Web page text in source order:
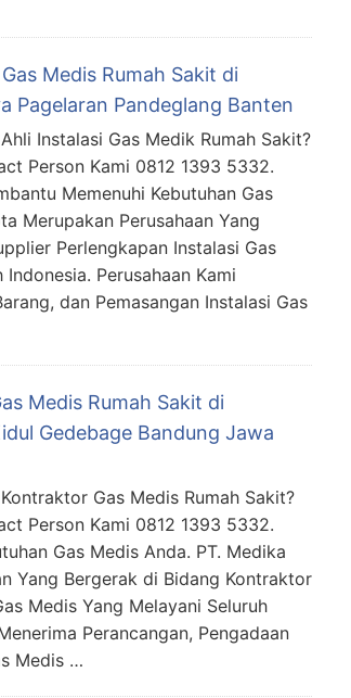
Medis Rumah Sakit di
Pagelaran Pandeglang Banten
Instalasi Gas Medik Rumah Sakit?
Person Kami 0812 1393 5332.
Memenuhi Kebutuhan Gas
Merupakan Perusahaan Yang
Perlengkapan Instalasi Gas
Perusahaan Kami
dan Pemasangan Instalasi Gas
Medis Rumah Sakit di
Gedebage Bandung Jawa
Gas Medis Rumah Sakit?
Person Kami 0812 1393 5332.
Gas Medis Anda. PT. Medika
Yang Bergerak di Bidang Kontraktor
Medis Yang Melayani Seluruh
Perancangan, Pengadaan
Medis …